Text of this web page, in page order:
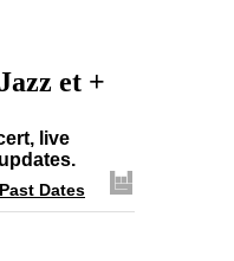
et +
live
Past Dates